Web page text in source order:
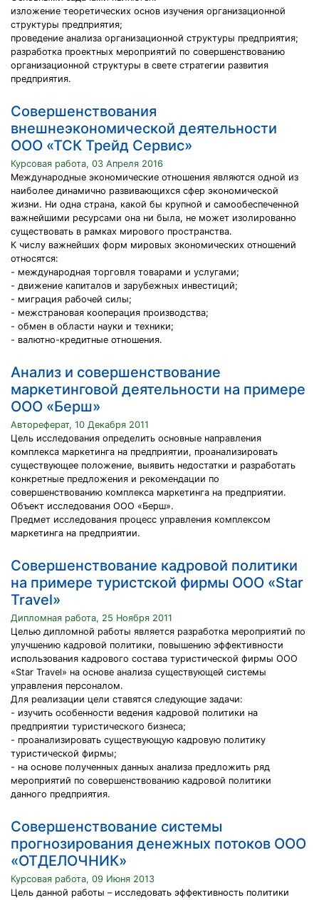
изложение теоретических основ изучения организационной
структуры предприятия;
проведение анализа организационной структуры предприятия;
разработка проектных мероприятий по совершенствованию
организационной структуры в свете стратегии развития
предприятия.
Совершенствования
внешнеэкономической деятельности
ООО «ТСК Трейд Сервис»
Курсовая работа, 03 Апреля 2016
Международные экономические отношения являются одной из
наиболее динамично развивающихся сфер экономической
жизни. Ни одна страна, какой бы крупной и самообеспеченной
важнейшими ресурсами она ни была, не может изолированно
существовать в рамках мирового пространства.
К числу важнейших форм мировых экономических отношений
относятся:
- международная торговля товарами и услугами;
- движение капиталов и зарубежных инвестиций;
- миграция рабочей силы;
- межстрановая кооперация производства;
- обмен в области науки и техники;
- валютно-кредитные отношения.
Анализ и совершенствование
маркетинговой деятельности на примере
ООО «Берш»
Автореферат, 10 Декабря 2011
Цель исследования определить основные направления
комплекса маркетинга на предприятии, проанализировать
существующее положение, выявить недостатки и разработать
конкретные предложения и рекомендации по
совершенствованию комплекса маркетинга на предприятии.
Объект исследования ООО «Берш».
Предмет исследования процесс управления комплексом
маркетинга на предприятии.
Совершенствование кадровой политики
на примере туристской фирмы ООО «Star
Travel»
Дипломная работа, 25 Ноября 2011
Целью дипломной работы является разработка мероприятий по
улучшению кадровой политики, повышению эффективности
использования кадрового состава туристической фирмы ООО
«Star Travel» на основе анализа существующей системы
управления персоналом.
Для реализации цели ставятся следующие задачи:
- изучить особенности ведения кадровой политики на
предприятии туристического бизнеса;
- проанализировать существующую кадровую политику
туристической фирмы;
- на основе полученных данных анализа предложить ряд
мероприятий по совершенствованию кадровой политики
данного предприятия.
Совершенствование системы
прогнозирования денежных потоков ООО
«ОТДЕЛОЧНИК»
Курсовая работа, 09 Июня 2013
Цель данной работы – исследовать эффективность политики